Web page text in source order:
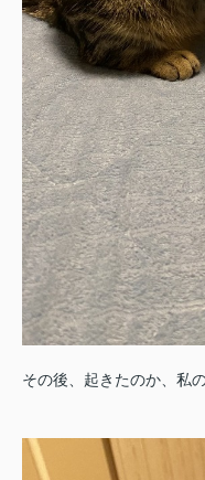
その後、起きたのか、私